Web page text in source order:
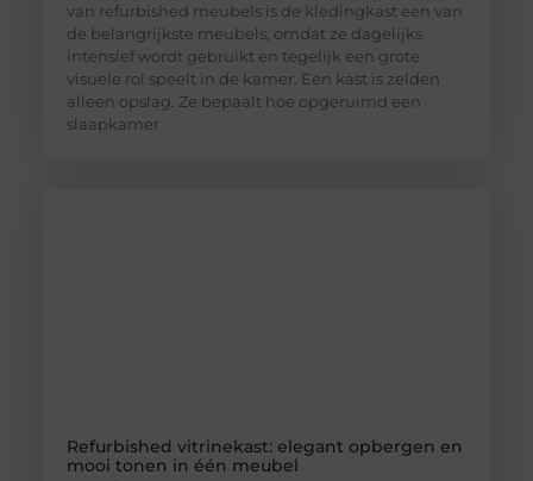
van refurbished meubels is de kledingkast een van
de belangrijkste meubels, omdat ze dagelijks
intensief wordt gebruikt en tegelijk een grote
visuele rol speelt in de kamer. Een kast is zelden
alleen opslag. Ze bepaalt hoe opgeruimd een
slaapkamer
Refurbished vitrinekast: elegant opbergen en
mooi tonen in één meubel